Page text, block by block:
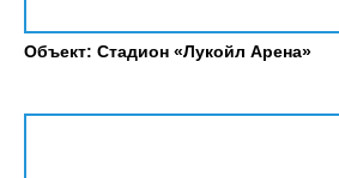
Объект: Стадион «Лукойл Арена»